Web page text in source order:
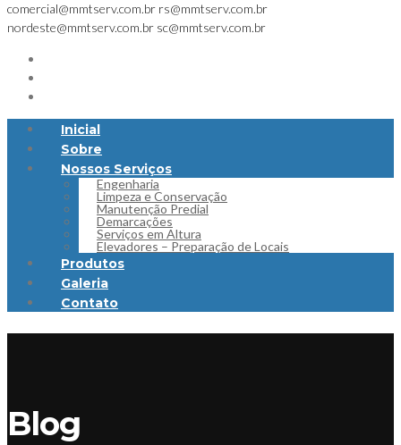
comercial@mmtserv.com.br rs@mmtserv.com.br
nordeste@mmtserv.com.br sc@mmtserv.com.br
Inicial
Sobre
Nossos Serviços
Engenharia
Limpeza e Conservação
Manutenção Predial
Demarcações
Serviços em Altura
Elevadores – Preparação de Locais
Produtos
Galeria
Contato
Blog